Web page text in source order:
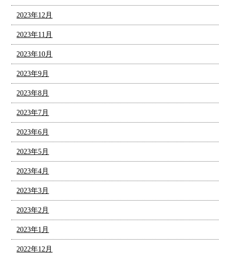
2023年12月
2023年11月
2023年10月
2023年9月
2023年8月
2023年7月
2023年6月
2023年5月
2023年4月
2023年3月
2023年2月
2023年1月
2022年12月